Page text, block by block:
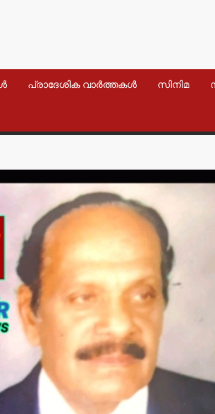
പ്രാദേശിക വാർത്തകൾ സിനിമ
വാർത്തകൾ
തളിപ്പറമ്പ് സ്വദേശി
ഇരിട്ടിയില്‍
കാറപകടത്തില്‍ മരിച്ചു.
admin3 August 6, 2026
വിസ്മയ
admin3